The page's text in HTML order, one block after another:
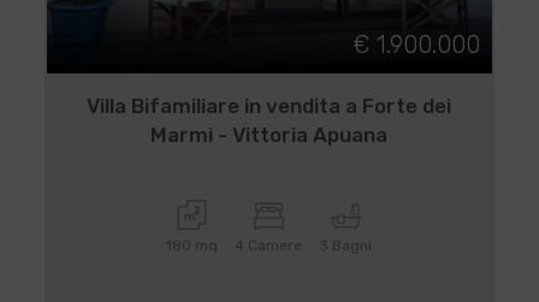
€ 1.900.000
Villa Bifamiliare in vendita a Forte dei
Marmi - Vittoria Apuana
180 mq 4 Camere 3 Bagni